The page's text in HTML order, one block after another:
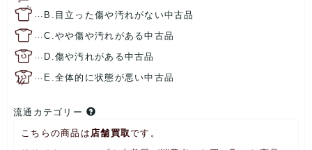
… B.目立った傷や汚れがない中古品
…C.やや傷や汚れがある中古品
… D.傷や汚れがある中古品
… E.全体的に状態が悪い中古品
流通カテゴリー
こちらの商品は 店舗買取です。